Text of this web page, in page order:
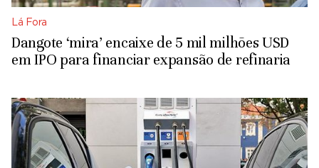
Lá Fora
Dangote ‘mira’ encaixe de 5 mil milhões USD
em IPO para financiar expansão de refinaria